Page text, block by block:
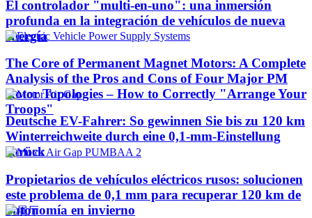
El controlador "multi-en-uno": una inmersión
profunda en la integración de vehículos de nueva
energía
The Core of Permanent Magnet Motors: A Complete
Analysis of the Pros and Cons of Four Major PM
Rotor Topologies – How to Correctly "Arrange Your
Troops"
Deutsche EV-Fahrer: So gewinnen Sie bis zu 120 km
Winterreichweite durch eine 0,1-mm-Einstellung
zurück
Propietarios de vehículos eléctricos rusos: solucionen
este problema de 0,1 mm para recuperar 120 km de
autonomía en invierno